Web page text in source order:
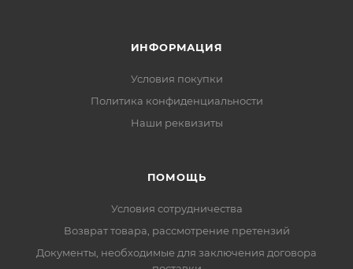
ИНФОРМАЦИЯ
Условия покупки
Политика конфиденциальности
Наши реквизиты
ПОМОЩЬ
Условия сотрудничества
Возврат товара, рассмотрение претензий
Документы, необходимые для заключения договора